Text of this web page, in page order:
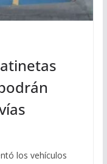
los vehículos